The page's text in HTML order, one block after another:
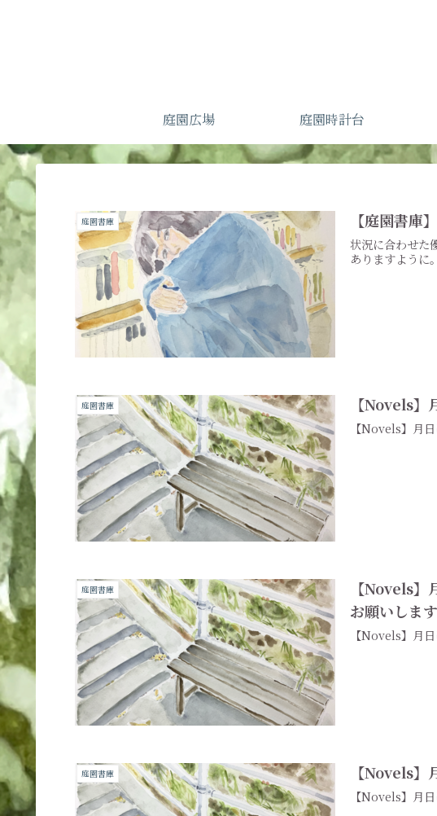
庭園広場 庭園時計台
庭園書庫 【庭園書庫
状況に合わせた
ありますように。
庭園書庫 【Novels
【Novels】月
庭園書庫
【Novels
お願いします
【Novels】月
庭園書庫 【Novels
【Novels】月